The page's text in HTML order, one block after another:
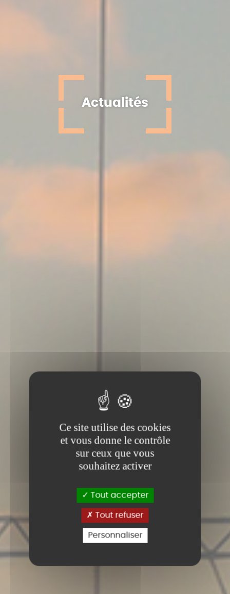
Ce site utilise des cookies
et vous donne le contrôle
sur ceux que vous
souhaitez activer
Tout accepter
Tout refuser
Personnaliser
Actualités